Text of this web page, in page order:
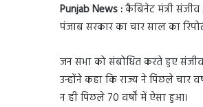
Punjab News :कैबिनेट मंत्री
पंजाब सरकार का चार साल का
जन सभा को संबोधित करते हुए
उन्होंने कहा कि राज्य ने पिछले चार
न ही पिछले 70 वर्षों में ऐसा हुआ।